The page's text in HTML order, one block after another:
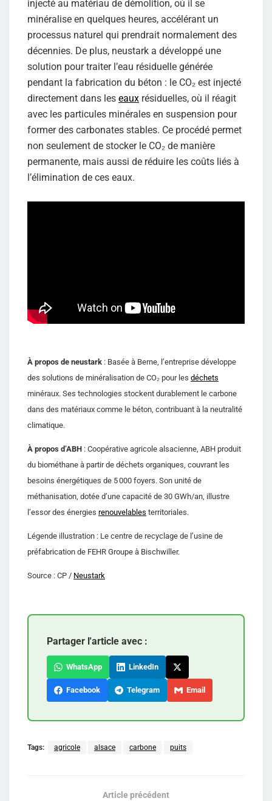
injecté au matériau de démolition, où il se
minéralise en quelques heures, accélérant un
processus naturel qui prendrait normalement des
décennies. De plus, neustark a développé une
solution pour traiter l’eau résiduelle générée
pendant la fabrication du béton : le CO₂ est injecté
directement dans les eaux résiduelles, où il réagit
avec les particules minérales en suspension pour
former des carbonates stables. Ce procédé permet
non seulement de stocker le CO₂ de manière
permanente, mais aussi de réduire les coûts liés à
l’élimination de ces eaux.
À propos de neustark : Basée à Berne, l’entreprise développe
des solutions de minéralisation de CO₂ pour les déchets
minéraux. Ses technologies stockent durablement le carbone
dans des matériaux comme le béton, contribuant à la neutralité
climatique.
À propos d’ABH : Coopérative agricole alsacienne, ABH produit
du biométhane à partir de déchets organiques, couvrant les
besoins énergétiques de 5 000 foyers. Son unité de
méthanisation, dotée d’une capacité de 30 GWh/an, illustre
l’essor des énergies renouvelables territoriales.
Légende illustration : Le centre de recyclage de l’usine de
préfabrication de FEHR Groupe à Bischwiller.
Source : CP / Neustark
Partager l'article avec :
WhatsApp LinkedIn
Facebook Telegram Email
Tags: agricole alsace carbone puits
Article précédent